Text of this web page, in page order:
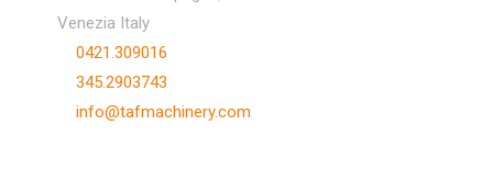
Venezia Italy
0421.309016
345.2903743
info@tafmachinery.com